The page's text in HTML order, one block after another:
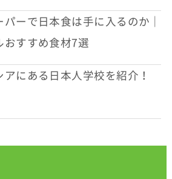
ーで日本食は手に入るのか｜
おすすめ食材7選
アにある日本人学校を紹介！